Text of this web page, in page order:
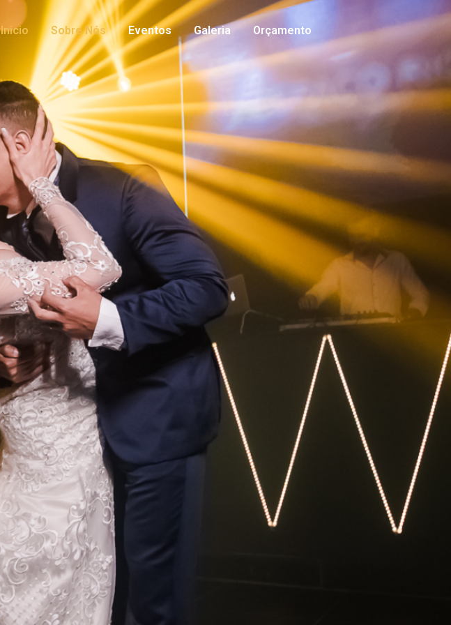
Inicio Sobre Nós Eventos Galeria Orçamento